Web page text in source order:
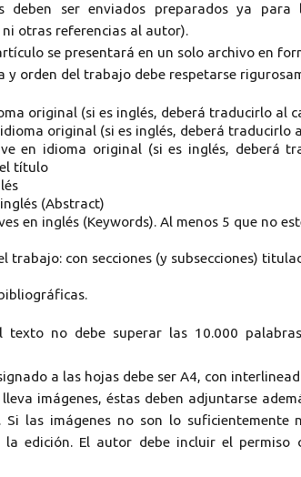
deben ser enviados preparados ya
otras referencias al autor).
se presentará en un solo archivo en
y orden del trabajo debe respetarse
original (si es inglés, deberá traducirlo al
idioma original (si es inglés, deberá traducirlo
en idioma original (si es inglés, deberá
título
(Abstract)
en inglés (Keywords). Al menos 5 que no
trabajo: con secciones (y subsecciones)
texto no debe superar las 10.000
a las hojas debe ser A4, con
imágenes, éstas deben adjuntarse
Si las imágenes no son lo suficientemente
la edición. El autor debe incluir el